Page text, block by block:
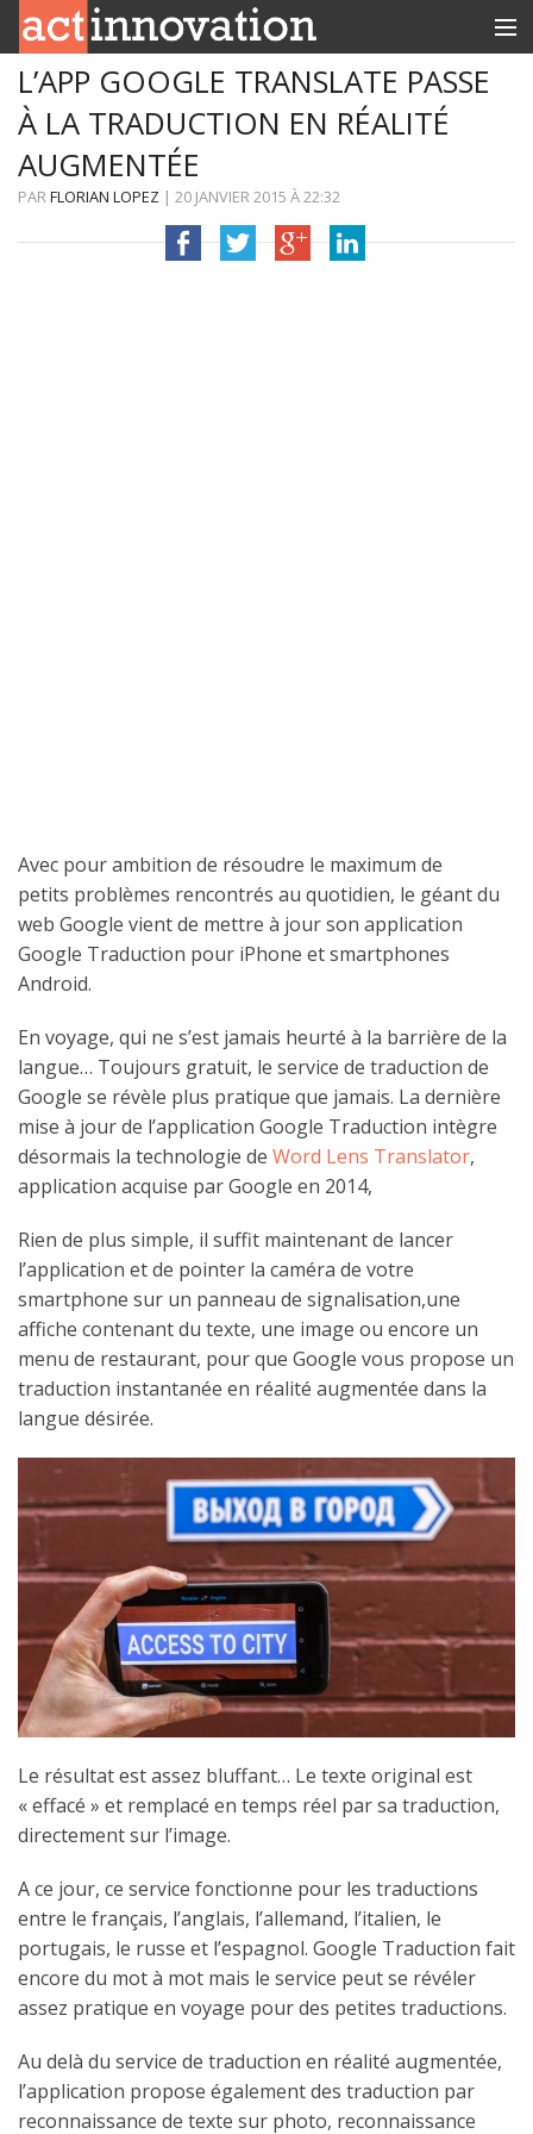
RUBRIQUES
INNOBOX
CONTACT
L’APP GOOGLE TRANSLATE PASSE
À LA TRADUCTION EN RÉALITÉ
AUGMENTÉE
PARFLORIAN LOPEZ | 20 JANVIER 2015 À22:32
Avec pour ambition de résoudre le maximum de
petits problèmes rencontrés au quotidien, le géant du
web Google vient de mettre à jour son application
Google Traduction pour iPhone et smartphones
Android.
En voyage, qui ne s’est jamais heurté à la barrière de la
langue… Toujours gratuit, le service de traduction de
Google se révèle plus pratique que jamais. La dernière
mise à jour de l’application Google Traduction intègre
désormais la technologie de Word Lens Translator,
application acquise par Google en 2014,
Rien de plus simple, il suffit maintenant de lancer
l’application et de pointer la caméra de votre
smartphone sur un panneau de signalisation,une
affiche contenant du texte, une image ou encore un
menu de restaurant, pour que Google vous propose un
traduction instantanée en réalité augmentée dans la
langue désirée.
Le résultat est assez bluffant… Le texte original est
« effacé » et remplacé en temps réel par sa traduction,
directement sur l’image.
A ce jour, ce service fonctionne pour les traductions
entre le français, l’anglais, l’allemand, l’italien, le
portugais, le russe et l’espagnol. Google Traduction fait
encore du mot à mot mais le service peut se révéler
assez pratique en voyage pour des petites traductions.
Au delà du service de traduction en réalité augmentée,
l’application propose également des traduction par
reconnaissance de texte sur photo, reconnaissance